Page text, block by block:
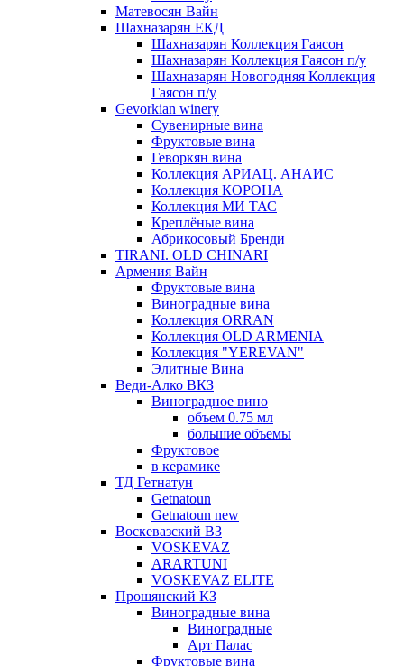
Матевосян Вайн
Шахназарян ЕКД
Шахназарян Коллекция Гаясон
Шахназарян Коллекция Гаясон п/у
Шахназарян Новогодняя Коллекция
Гаясон п/у
Gevorkian winery
Сувенирные вина
Фруктовые вина
Геворкян вина
Коллекция АРИАЦ. АНАИС
Коллекция КОРОНА
Коллекция МИ ТАС
Креплёные вина
Абрикосовый Бренди
TIRANI. OLD CHINARI
Армения Вайн
Фруктовые вина
Виноградные вина
Коллекция ORRAN
Коллекция OLD ARMENIA
Коллекция "YEREVAN"
Элитные Вина
Веди-Алко ВКЗ
Виноградное вино
объем 0.75 мл
большие объемы
Фруктовое
в керамике
ТД Гетнатун
Getnatoun
Getnatoun new
Воскевазский ВЗ
VOSKEVAZ
ARARTUNI
VOSKEVAZ ELITE
Прошянский КЗ
Виноградные вина
Виноградные
Арт Палас
Фруктовые вина